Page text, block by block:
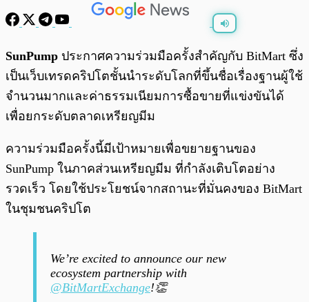
พร้อมเล่น 0:00
SunPump ประกาศความร่วมมือครั้งสำคัญกับ BitMart ซึ่ง
เป็นเว็บเทรดคริปโตชั้นนำระดับโลกที่ขึ้นชื่อเรื่องฐานผู้ใช้
จำนวนมากและค่าธรรมเนียมการซื้อขายที่แข่งขันได้
เพื่อยกระดับตลาดเหรียญมีม
ความร่วมมือครั้งนี้มีเป้าหมายเพื่อขยายฐานของ
SunPump ในภาคส่วนเหรียญมีม ที่กำลังเติบโตอย่าง
รวดเร็ว โดยใช้ประโยชน์จากสถานะที่มั่นคงของ BitMart
ในชุมชนคริปโต
We’re excited to announce our new
ecosystem partnership with
@BitMartExchange!👏